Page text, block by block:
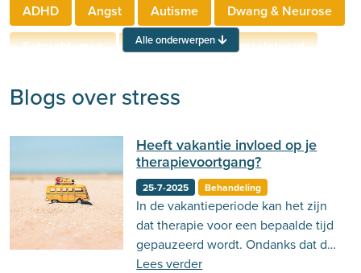
ADHD Angst Autisme
Dwang & Neurose
Eetproblemen
Relaties
Werkgerelateerd
Verslaving
Zingeving
Persoonlijkheid
Sport Hechting
Behandeling
Actueel
Stemming
Emoties
Alle onderwerpen
Blogs over stress
Heeft vakantie invloed op je
therapievoortgang?
25-7-2025 Behandeling
In de vakantieperiode kan het zijn
dat therapie voor een bepaalde tijd
gepauzeerd wordt. Ondanks dat dit
voor stress kan zorgen, kan dit ook
Lees verder